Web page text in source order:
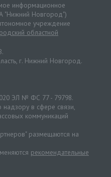
информационное
"Нижний Новгород")
учреждение
областной
г. Нижний Новгород.
ЭЛ № ФС 77 - 79798.
в сфере связи,
коммуникаций
размещаются на
рекомендательные